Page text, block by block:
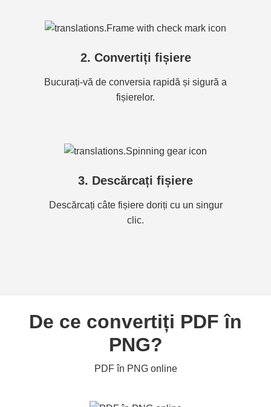
2. Convertiți fișiere
Bucurați-vă de conversia rapidă și sigură a
fișierelor.
3. Descărcați fișiere
Descărcați câte fișiere doriți cu un singur
clic.
De ce convertiți PDF în
PNG?
PDF în PNG online